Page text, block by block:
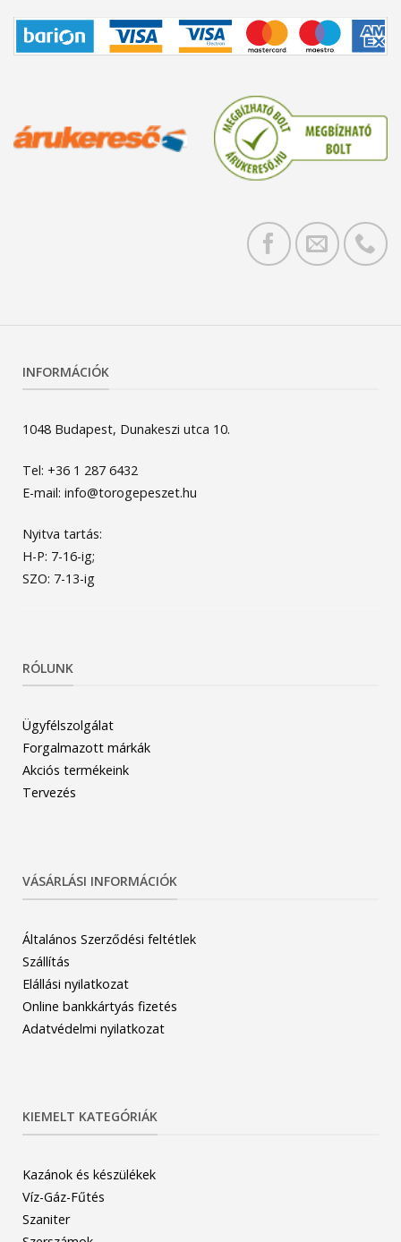
INFORMÁCIÓK
1048 Budapest, Dunakeszi utca 10.
Tel: +36 1 287 6432
E-mail: info@torogepeszet.hu
Nyitva tartás:
H-P: 7-16-ig;
SZO: 7-13-ig
RÓLUNK
Ügyfélszolgálat
Forgalmazott márkák
Akciós termékeink
Tervezés
VÁSÁRLÁSI INFORMÁCIÓK
Általános Szerződési feltétlek
Szállítás
Elállási nyilatkozat
Online bankkártyás fizetés
Adatvédelmi nyilatkozat
KIEMELT KATEGÓRIÁK
Kazánok és készülékek
Víz-Gáz-Fűtés
Szaniter